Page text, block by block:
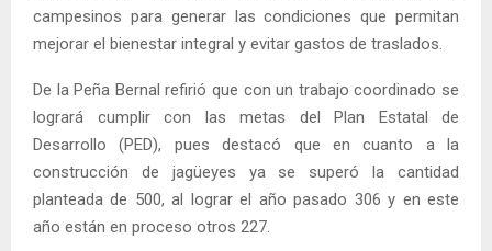
campesinos para generar las condiciones que permitan
mejorar el bienestar integral y evitar gastos de traslados.
De la Peña Bernal refirió que con un trabajo coordinado se
logrará cumplir con las metas del Plan Estatal de
Desarrollo (PED), pues destacó que en cuanto a la
construcción de jagüeyes ya se superó la cantidad
planteada de 500, al lograr el año pasado 306 y en este
año están en proceso otros 227.